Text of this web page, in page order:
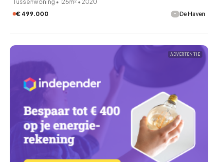
Tussenwoning • 126m² • 2020
€ 499.000
- De Haven
ADVERTENTIE